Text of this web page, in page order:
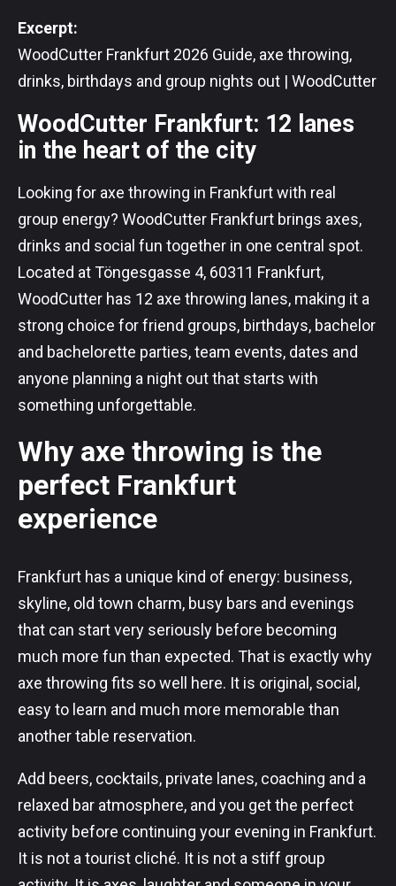
Excerpt:
WoodCutter Frankfurt 2026 Guide, axe throwing,
drinks, birthdays and group nights out | WoodCutter
WoodCutter Frankfurt: 12 lanes
in the heart of the city
Looking for axe throwing in Frankfurt with real
group energy? WoodCutter Frankfurt brings axes,
drinks and social fun together in one central spot.
Located at Töngesgasse 4, 60311 Frankfurt,
WoodCutter has 12 axe throwing lanes, making it a
strong choice for friend groups, birthdays, bachelor
and bachelorette parties, team events, dates and
anyone planning a night out that starts with
something unforgettable.
Why axe throwing is the
perfect Frankfurt
experience
Frankfurt has a unique kind of energy: business,
skyline, old town charm, busy bars and evenings
that can start very seriously before becoming
much more fun than expected. That is exactly why
axe throwing fits so well here. It is original, social,
easy to learn and much more memorable than
another table reservation.
Add beers, cocktails, private lanes, coaching and a
relaxed bar atmosphere, and you get the perfect
activity before continuing your evening in Frankfurt.
It is not a tourist cliché. It is not a stiff group